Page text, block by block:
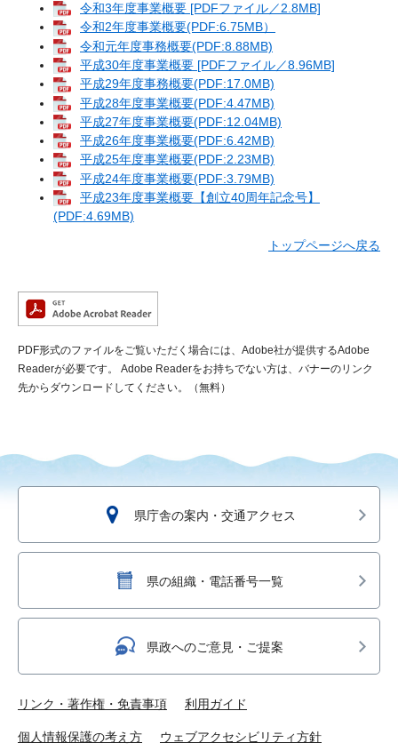
令和3年度事業概要 [PDFファイル／2.8MB]
令和2年度事業概要(PDF:6.75MB）
令和元年度事務概要(PDF:8.88MB)
平成30年度事業概要 [PDFファイル／8.96MB]
平成29年度事務概要(PDF:17.0MB)
平成28年度事業概要(PDF:4.47MB)
平成27年度事業概要(PDF:12.04MB)
平成26年度事業概要(PDF:6.42MB)
平成25年度事業概要(PDF:2.23MB)
平成24年度事業概要(PDF:3.79MB)
平成23年度事業概要【創立40周年記念号】
(PDF:4.69MB)
トップページへ戻る
PDF形式のファイルをご覧いただく場合には、Adobe社が提供するAdobe
Readerが必要です。
Adobe Readerをお持ちでない方は、バナーのリンク
先からダウンロードしてください。（無料）
県庁舎の案内・交通アクセス
県の組織・電話番号一覧
県政へのご意見・ご提案
リンク・著作権・免責事項 利用ガイド
個人情報保護の考え方 ウェブアクセシビリティ方針